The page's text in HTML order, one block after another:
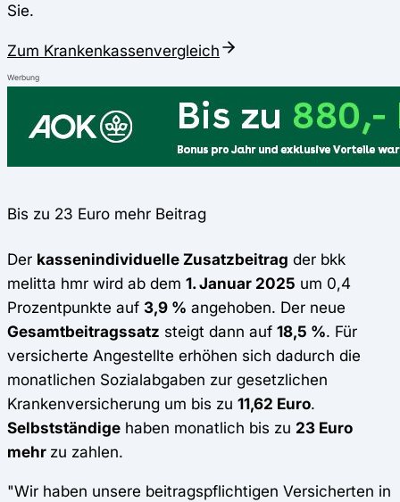
Sie.
Zum Krankenkassenvergleich
Werbung
Bis zu 23 Euro mehr Beitrag
Der kassenindividuelle Zusatzbeitrag der bkk
melitta hmr wird ab dem 1. Januar 2025 um 0,4
Prozentpunkte auf 3,9 % angehoben. Der neue
Gesamtbeitragssatz steigt dann auf 18,5 %. Für
versicherte Angestellte erhöhen sich dadurch die
monatlichen Sozialabgaben zur gesetzlichen
Krankenversicherung um bis zu 11,62 Euro.
Selbstständige haben monatlich bis zu 23 Euro
mehr zu zahlen.
"Wir haben unsere beitragspflichtigen Versicherten in